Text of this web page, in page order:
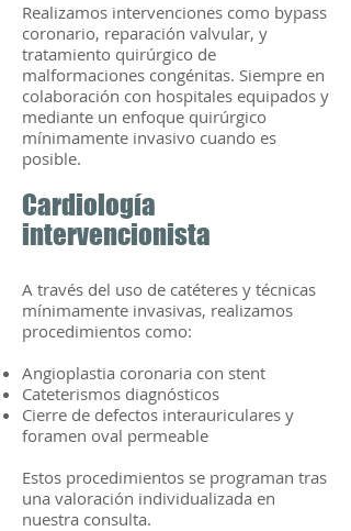
Realizamos intervenciones como bypass
coronario, reparación valvular, y
tratamiento quirúrgico de
malformaciones congénitas. Siempre en
colaboración con hospitales equipados y
mediante un enfoque quirúrgico
mínimamente invasivo cuando es
posible.
Cardiología
intervencionista
A través del uso de catéteres y técnicas
mínimamente invasivas, realizamos
procedimientos como:
Angioplastia coronaria con stent
Cateterismos diagnósticos
Cierre de defectos interauriculares y
foramen oval permeable
Estos procedimientos se programan tras
una valoración individualizada en
nuestra consulta.